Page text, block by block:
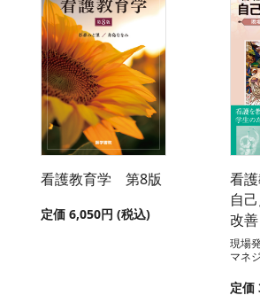
看護教育学 第8版
定価 6,050円 (税込)
看
自
改善
現場
マネ
定価